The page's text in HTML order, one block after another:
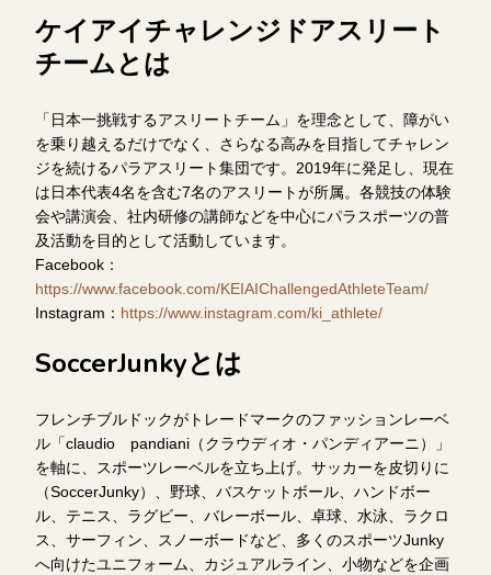
ケイアイチャレンジドアスリート
チームとは
「日本一挑戦するアスリートチーム」を理念として、障がい
を乗り越えるだけでなく、さらなる高みを目指してチャレン
ジを続けるパラアスリート集団です。2019年に発足し、現在
は日本代表4名を含む7名のアスリートが所属。各競技の体験
会や講演会、社内研修の講師などを中心にパラスポーツの普
及活動を目的として活動しています。
Facebook：
https://www.facebook.com/KEIAIChallengedAthleteTeam/
Instagram： https://www.instagram.com/ki_athlete/
SoccerJunkyとは
フレンチブルドックがトレードマークのファッションレーベ
ル「claudio pandiani（クラウディオ・パンディアーニ）」
を軸に、スポーツレーベルを立ち上げ。サッカーを皮切りに
（SoccerJunky）、野球、バスケットボール、ハンドボー
ル、テニス、ラグビー、バレーボール、卓球、水泳、ラクロ
ス、サーフィン、スノーボードなど、多くのスポーツJunky
へ向けたユニフォーム、カジュアルライン、小物などを企画